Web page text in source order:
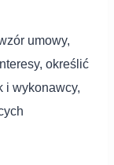
umowy,
określić
i wykonawcy,